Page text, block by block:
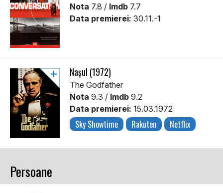
Nota 7.8 / Imdb 7.7
Data premierei: 30.11.-1
Nașul (1972)
The Godfather
Nota 9.3 / Imdb 9.2
Data premierei: 15.03.1972
Sky Showtime Rakuten Netflix
Persoane